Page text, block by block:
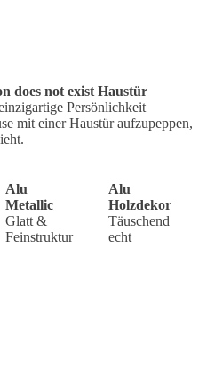
does not exist Haustür
Persönlichkeit
mit einer Haustür aufzupeppen,
Alu
Metallic
Glatt &
Feinstruktur
Alu
Holzdekor
Täuschend
echt